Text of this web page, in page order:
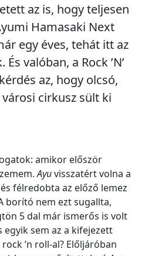
az is, hogy teljesen
Hamasaki Next
egy éves, tehát itt az
valóban, a Rock ’N’
az, hogy olcsó,
cirkusz sült ki
amikor először
Ayuvisszatért volna a
félredobta az előző lemez
borító nem ezt sugallta,
5 dal már ismerős is volt
sem az a kifejezett
’n roll-al? Előljáróban